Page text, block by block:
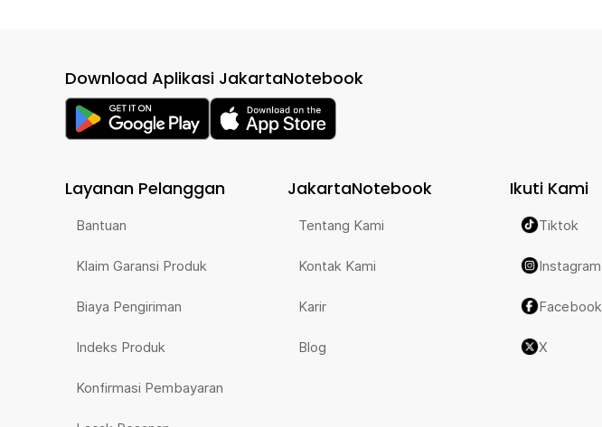
Download Aplikasi JakartaNotebook
Layanan Pelanggan
Bantuan
Klaim Garansi Produk
Biaya Pengiriman
Indeks Produk
Konfirmasi Pembayaran
JakartaNotebook
Tentang Kami
Kontak Kami
Karir
Blog
Ikuti Kami
Tiktok
Instagram
Facebook
X